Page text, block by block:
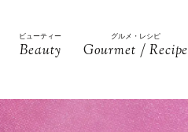
ビューティー
Beauty
グルメ・レシピ
Gourmet / Recipe